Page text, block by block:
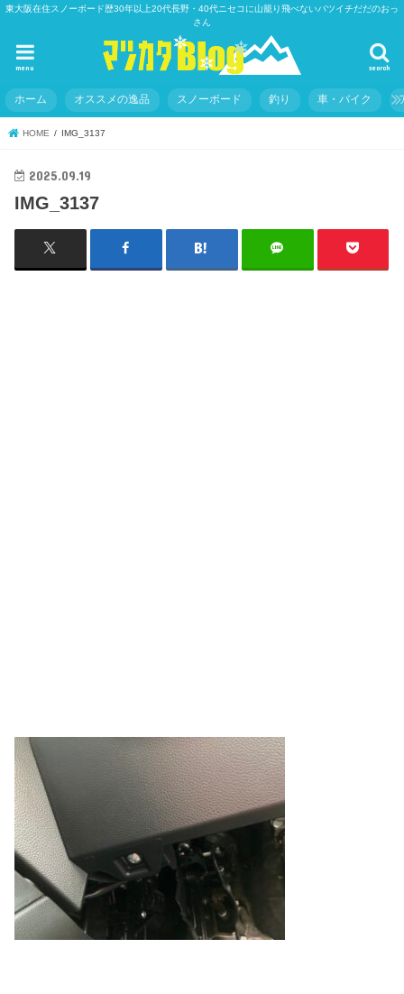
東大阪在住スノーボード歴30年以上20代長野・40代ニセコに山籠り飛べないバツイチだだのおっ
さん
search
menu
ホーム オススメの逸品 スノーボード 釣り 車・バイク
HOME IMG_3137
2025.09.19
IMG_3137